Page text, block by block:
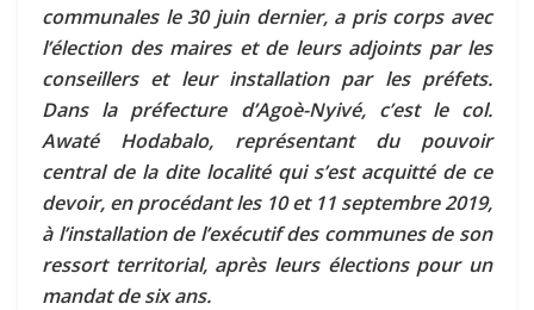
communales le 30 juin dernier, a pris corps avec
l’élection des maires et de leurs adjoints par les
conseillers et leur installation par les préfets.
Dans la préfecture d’Agoè-Nyivé, c’est le col.
Awaté Hodabalo, représentant du pouvoir
central de la dite localité qui s’est acquitté de ce
devoir, en procédant les 10 et 11 septembre 2019,
à l’installation de l’exécutif des communes de son
ressort territorial, après leurs élections pour un
mandat de six ans.